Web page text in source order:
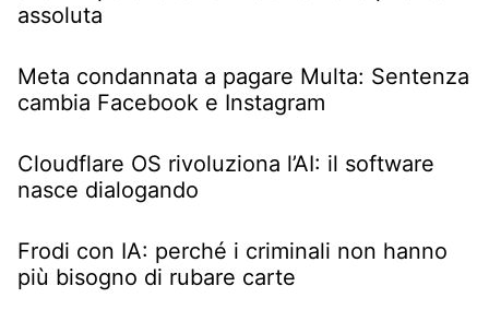
assoluta
Meta condannata a pagare Multa: Sentenza
cambia Facebook e Instagram
Cloudflare OS rivoluziona l’AI: il software
nasce dialogando
Frodi con IA: perché i criminali non hanno
più bisogno di rubare carte